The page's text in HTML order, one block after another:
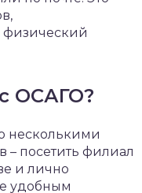
физический
ОСАГО?
несколькими
– посетить филиал
и лично
удобным